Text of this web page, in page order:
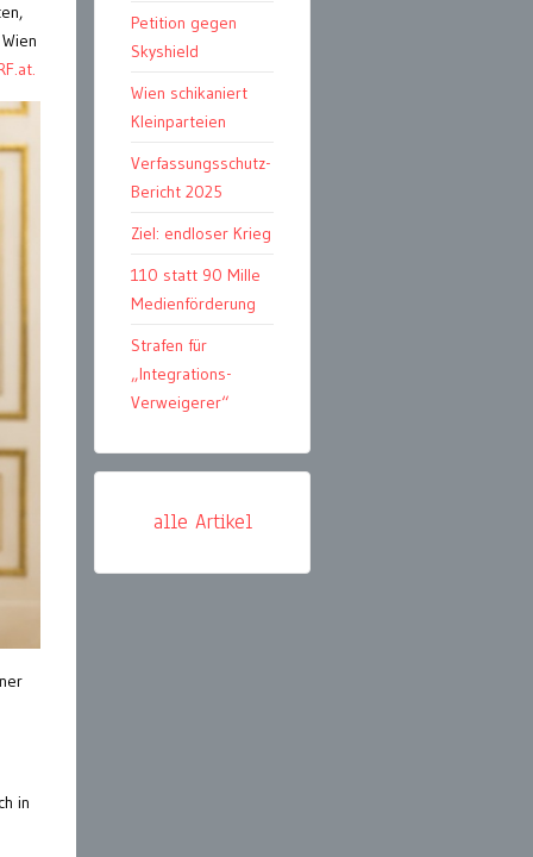
in
Petition gegen
Skyshield
Wien schikaniert
Kleinparteien
Verfassungsschutz-
Bericht 2025
Ziel: endloser Krieg
110 statt 90 Mille
Medienförderung
Strafen für
„Integrations-
Verweigerer“
alle Artikel